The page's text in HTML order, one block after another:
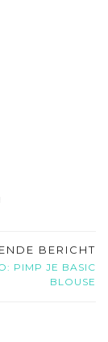
BERICHT
PIMP JE BASIC
BLOUSE